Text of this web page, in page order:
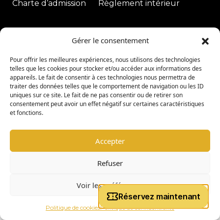
Gérer le consentement
Pour offrir les meilleures expériences, nous utilisons des technologies
telles que les cookies pour stocker et/ou accéder aux informations des
appareils. Le fait de consentir à ces technologies nous permettra de
traiter des données telles que le comportement de navigation ou les ID
uniques sur ce site. Le fait de ne pas consentir ou de retirer son
consentement peut avoir un effet négatif sur certaines caractéristiques
et fonctions.
Accepter
Refuser
Voir les préférences
Politique de cookiesPolitique de confidentialité
Charte d’admission
Règlement intérieur
Coligny Car Museum|Tous droits réservés